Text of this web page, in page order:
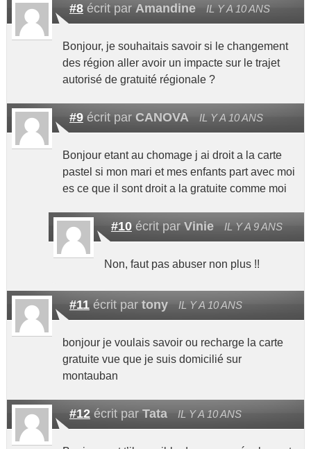
#8écrit par Amandine IL Y A 10 ANS
Bonjour, je souhaitais savoir si le changement
des région aller avoir un impacte sur le trajet
autorisé de gratuité régionale ?
#9écrit par CANOVA IL Y A 10 ANS
Bonjour etant au chomage j ai droit a la carte
pastel si mon mari et mes enfants part avec moi
es ce que il sont droit a la gratuite comme moi
#10écrit par Vinie IL Y A 9 ANS
Non, faut pas abuser non plus !!
#11écrit par tony IL Y A 10 ANS
bonjour je voulais savoir ou recharge la carte
gratuite vue que je suis domicilié sur
montauban
#12écrit par Tata IL Y A 10 ANS